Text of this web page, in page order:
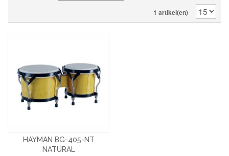
1 artikel(en)
HAYMAN BG-405-NT
NATURAL